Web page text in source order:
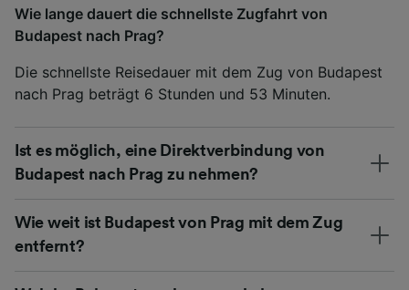
Wie lange dauert die schnellste Zugfahrt von
Budapest nach Prag?
Die schnellste Reisedauer mit dem Zug von Budapest
nach Prag beträgt 6 Stunden und 53 Minuten.
Ist es möglich, eine Direktverbindung von
Budapest nach Prag zu nehmen?
Wie weit ist Budapest von Prag mit dem Zug
entfernt?